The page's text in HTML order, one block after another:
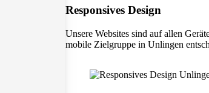
Responsives Design
Unsere Websites sind auf allen
mobile Zielgruppe in Unlingen